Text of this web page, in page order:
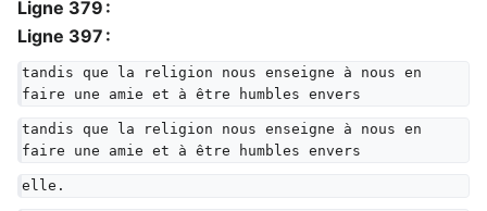
Ligne 379 :
Ligne 397 :
tandis que la religion nous enseigne à nous en
faire une amie et à être humbles envers
tandis que la religion nous enseigne à nous en
faire une amie et à être humbles envers
elle.